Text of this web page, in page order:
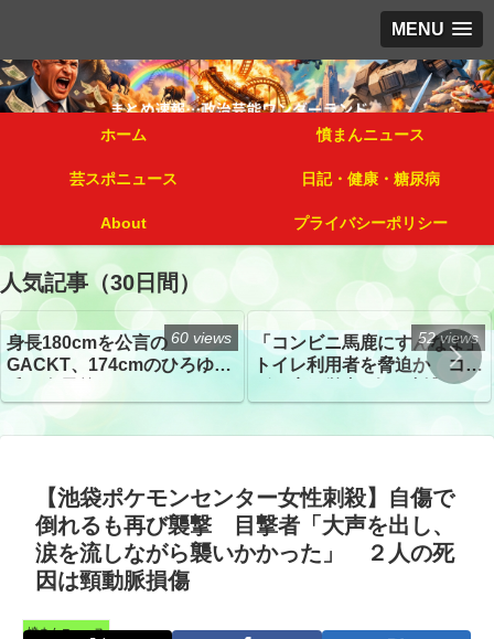
MENU
ホーム 憤まんニュース
芸スポニュース 日記・健康・糖尿病
About プライバシーポリシー
人気記事（30日間）
身長180cmを公言の
GACKT、174cmのひろゆき
トざわつき イベントでの写
真が話題
60 views
「コンビニ馬鹿にすんなよ」
トイレ利用者を脅迫か コン
52 views
【池袋ポケモンセンター女性刺殺】自傷で
倒れるも再び襲撃 目撃者「大声を出し、
涙を流しながら襲いかかった」 ２人の死
因は頸動脈損傷
憤まんニュース